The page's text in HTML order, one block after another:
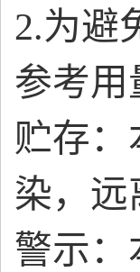
2.为避
参考用
贮存
染，远
警示：